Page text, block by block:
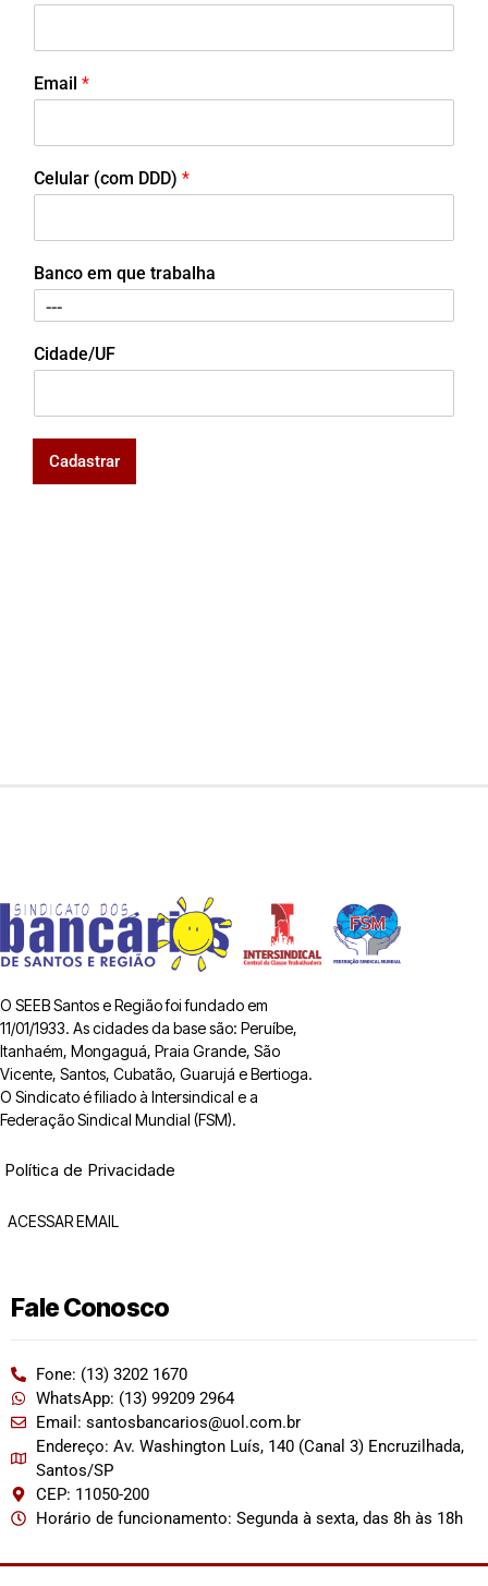
Email *
Celular (com DDD) *
Banco em que trabalha
Cidade/UF
Cadastrar
O SEEB Santos e Região foi fundado em
11/01/1933. As cidades da base são: Peruíbe,
Itanhaém, Mongaguá, Praia Grande, São
Vicente, Santos, Cubatão, Guarujá e Bertioga.
O Sindicato é filiado à Intersindical e a
Federação Sindical Mundial (FSM).
Política de Privacidade
ACESSAR EMAIL
Fale Conosco
Fone: (13) 3202 1670
WhatsApp: (13) 99209 2964
Email: santosbancarios@uol.com.br
Endereço: Av. Washington Luís, 140 (Canal 3) Encruzilhada,
Santos/SP
CEP: 11050-200
Horário de funcionamento: Segunda à sexta, das 8h às 18h